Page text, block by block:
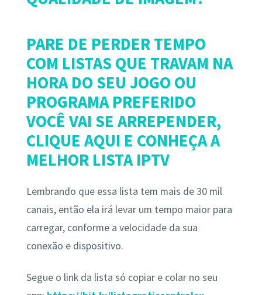
PARE DE PERDER TEMPO
COM LISTAS QUE TRAVAM NA
HORA DO SEU JOGO OU
PROGRAMA PREFERIDO
VOCÊ VAI SE ARREPENDER,
CLIQUE AQUI E CONHEÇA A
MELHOR LISTA IPTV
Lembrando que essa lista tem mais de 30 mil
canais, então ela irá levar um tempo maior para
carregar, conforme a velocidade da sua
conexão e dispositivo.
Segue o link da lista só copiar e colar no seu